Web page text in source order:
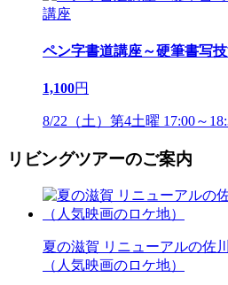
ペン字書道講座～硬筆書写
1,100円
8/22（土）第4土曜 17:00～
リビングツアーのご案内
夏の滋賀 リニューアルの佐
（人気映画のロケ地）